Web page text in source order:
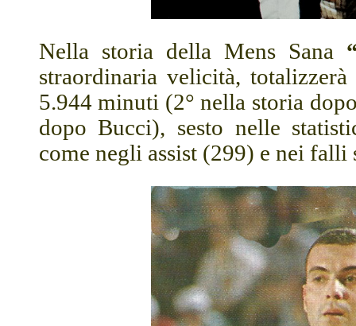
Nella storia della Mens Sana
straordinaria velicità,
5.944 minuti (2° nella storia
dopo Bucci), sesto nelle
come negli assist (299) e nei